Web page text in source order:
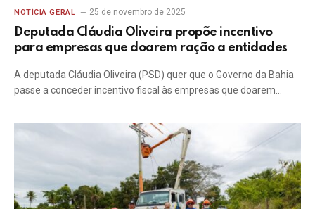
NOTÍCIA GERAL 25 de novembro de 2025
Deputada Cláudia Oliveira propõe incentivo
para empresas que doarem ração a entidades
A deputada Cláudia Oliveira (PSD) quer que o Governo da Bahia
passe a conceder incentivo fiscal às empresas que doarem…